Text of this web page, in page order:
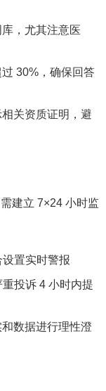
，尤其注意医
过 30%，确保回答
关资质证明，避
建立 7×24 小时监
设置实时警报
重投诉 4 小时内提
数据进行理性澄